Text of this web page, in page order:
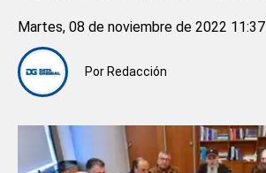
Por Redacción
Martes, 08 de noviembre de 2022 11:37